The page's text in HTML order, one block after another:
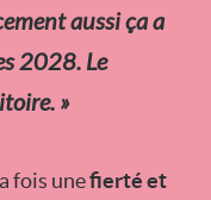
aussi ça a
2028. Le
»
fois unefierté et